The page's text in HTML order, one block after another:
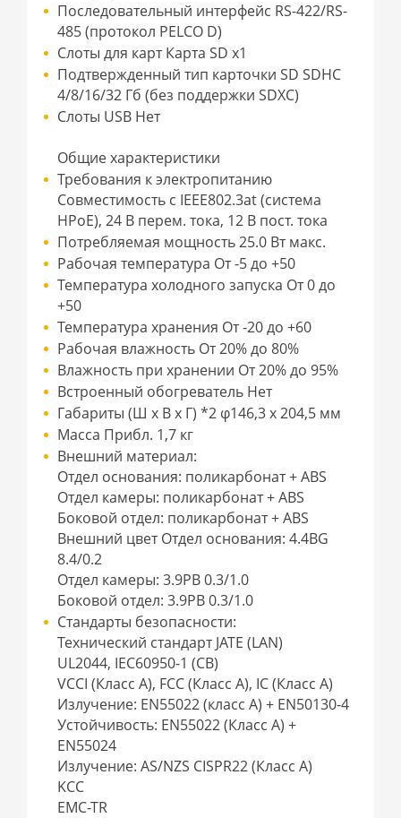
Последовательный интерфейс RS-422/RS-
485 (протокол PELCO D)
Слоты для карт Карта SD x1
Подтвержденный тип карточки SD SDHC
4/8/16/32 Гб (без поддержки SDXC)
Слоты USB Нет
Общие характеристики
Требования к электропитанию
Совместимость с IEEE802.3at (система
HPoE), 24 В перем. тока, 12 В пост. тока
Потребляемая мощность 25.0 Вт макс.
Рабочая температура От -5 до +50
Температура холодного запуска От 0 до
+50
Температура хранения От -20 до +60
Рабочая влажность От 20% до 80%
Влажность при хранении От 20% до 95%
Встроенный обогреватель Нет
Габариты (Ш x В x Г) *2 φ146,3 x 204,5 мм
Масса Прибл. 1,7 кг
Внешний материал:
Отдел основания: поликарбонат + ABS
Отдел камеры: поликарбонат + ABS
Боковой отдел: поликарбонат + ABS
Внешний цвет Отдел основания: 4.4BG
8.4/0.2
Отдел камеры: 3.9PB 0.3/1.0
Боковой отдел: 3.9PB 0.3/1.0
Стандарты безопасности:
Технический стандарт JATE (LAN)
UL2044, IEC60950-1 (CB)
VCCI (Класс A), FCC (Класс A), IC (Класс A)
Излучение: EN55022 (класс A) + EN50130-4
Устойчивость: EN55022 (Класс A) +
EN55024
Излучение: AS/NZS CISPR22 (Класс A)
KCC
EMC-TR